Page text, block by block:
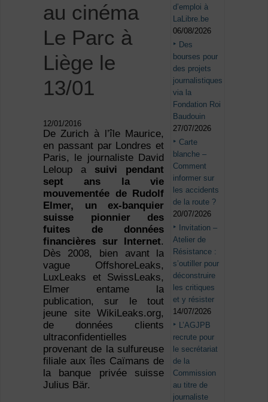
au cinéma
Le Parc à
Liège le
13/01
12/01/2016
De Zurich à l’île Maurice,
en passant par Londres et
Paris, le journaliste David
Leloup asuivi pendant
sept ans la vie
mouvementée de Rudolf
Elmer, un ex-banquier
suisse pionnier des
fuites de données
financières sur Internet.
Dès 2008, bien avant la
vague OffshoreLeaks,
LuxLeaks et SwissLeaks,
Elmer entame la
publication, sur le tout
jeune site WikiLeaks.org,
de données clients
ultraconfidentielles
provenant de la sulfureuse
filiale aux îles Caïmans de
la banque privée suisse
Julius Bär.
d’emploi à
LaLibre.be
06/08/2026
Des
bourses pour
des projets
journalistiques
via la
Fondation Roi
Baudouin
27/07/2026
Carte
blanche –
Comment
informer sur
les accidents
de la route ?
20/07/2026
Invitation –
Atelier de
Résistance :
s’outiller pour
déconstruire
les critiques
et y résister
14/07/2026
L’AGJPB
recrute pour
le secrétariat
de la
Commission
au titre de
journaliste